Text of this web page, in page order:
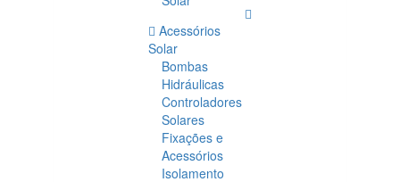
Acessórios
Solar
Bombas
Hidráulicas
Controladores
Solares
Fixações e
Acessórios
Isolamento